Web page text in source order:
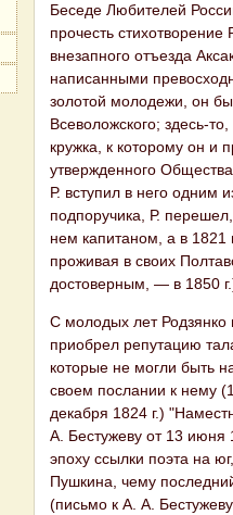
Беседе Любителей
прочесть
внезапного отъезда
написанными
золотой молодежи, он
Всеволожского; здесь-
кружка, к которому он и
утвержденного
Р. вступил в него одним
подпоручика, Р.
нем капитаном, а в 1821
проживая в своих
достоверным, — в 1850
С молодых лет Родзянко
приобрел репутацию
которые не могли быть
своем послании к нему
декабря 1824 г.)
А. Бестужеву от 13 июня
эпоху ссылки поэта на
Пушкина, чему
(письмо к А. А.